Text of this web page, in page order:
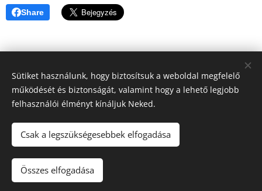
Share
Facebook
niaoroshaza@gmail.com
Powered byWebnode
English
Sütiket használunk, hogy biztosítsuk a weboldal megfelelő
működését és biztonságát, valamint hogy a lehető legjobb
felhasználói élményt kínáljuk Neked.
Csak a legszükségesebbek elfogadása
Összes elfogadása